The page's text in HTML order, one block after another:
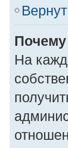
На